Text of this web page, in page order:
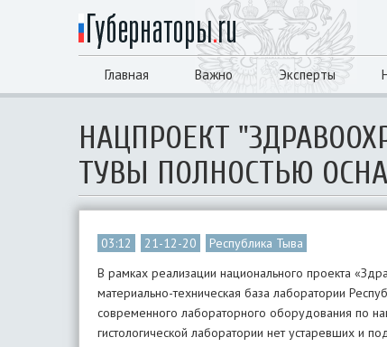
Главная Важно Эксперты
НАЦПРОЕКТ
ТУВЫ ПОЛНОСТЬЮ
03:12 21-12-20
Республика Тыва
В рамках реализации национального проекта
материально-техническая база лаборатории
современного лабораторного оборудования по
гистологической лаборатории нет устаревших и